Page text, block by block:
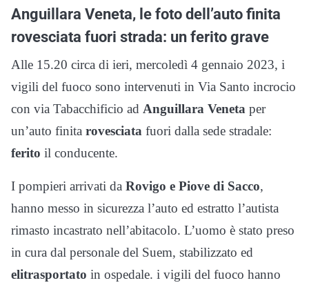
Anguillara Veneta, le foto dell’auto finita
rovesciata fuori strada: un ferito grave
Alle 15.20 circa di ieri, mercoledì 4 gennaio 2023, i
vigili del fuoco sono intervenuti in Via Santo incrocio
con via Tabacchificio ad Anguillara Veneta per
un’auto finita rovesciata fuori dalla sede stradale:
ferito il conducente.
I pompieri arrivati da Rovigo e Piove di Sacco,
hanno messo in sicurezza l’auto ed estratto l’autista
rimasto incastrato nell’abitacolo. L’uomo è stato preso
in cura dal personale del Suem, stabilizzato ed
elitrasportato in ospedale. i vigili del fuoco hanno